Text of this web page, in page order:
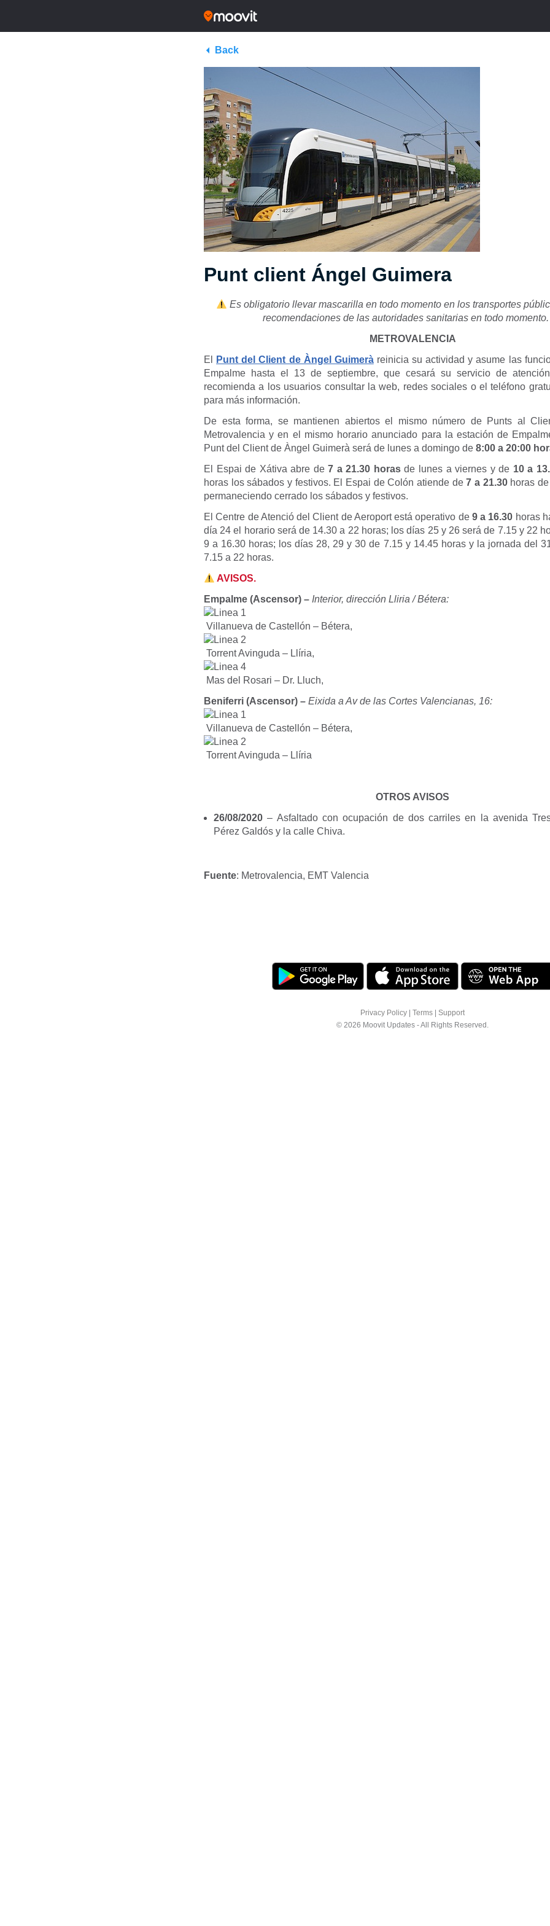
Back
Punt client Ángel Guimera
Es obligatorio llevar mascarilla en todo momento en los transportes
recomendaciones de las autoridades sanitarias en todo
METROVALENCIA
El
Punt del Client de Àngel Guimeràreinicia su actividad y asume las
Empalme hasta el 13 de septiembre, que cesará su servicio de
recomienda a los usuarios consultar la web, redes sociales o el teléfono
para más información.
De esta forma, se mantienen abiertos el mismo número de Punts al
Metrovalencia y en el mismo horario anunciado para la estación de
Punt del Client de Àngel Guimerà será de lunes a domingo de 8:00 a 20:00
El Espai de Xátiva abre de7 a 21.30 horasde lunes a viernes y de 10 a
horas los sábados y festivos. El Espai de Colón atiende de7 a 21.30horas de
permaneciendo cerrado los sábados y festivos.
El Centre de Atenció del Client de Aeroport está operativo de9 a 16.30 horas
día 24 el horario será de 14.30 a 22 horas; los días 25 y 26 será de 7.15 y 22
9 a 16.30 horas; los días 28, 29 y 30 de 7.15 y 14.45 horas y la jornada del
7.15 a 22 horas.
AVISOS.
Empalme (Ascensor) – Interior, dirección Lliria / Bétera:
Villanueva de Castellón – Bétera,
Torrent Avinguda – Llíria,
Mas del Rosari – Dr. Lluch,
Beniferri (Ascensor) – Eixida a Av de las Cortes Valencianas, 16:
Villanueva de Castellón – Bétera,
Torrent Avinguda – Llíria
OTROS AVISOS
26/08/2020 – Asfaltado con ocupación de dos carriles en la avenida
Pérez Galdós y la calle Chiva.
Fuente: Metrovalencia, EMT Valencia
Privacy Policy Terms
Support
© 2026 Moovit Updates - All Rights Reserved.